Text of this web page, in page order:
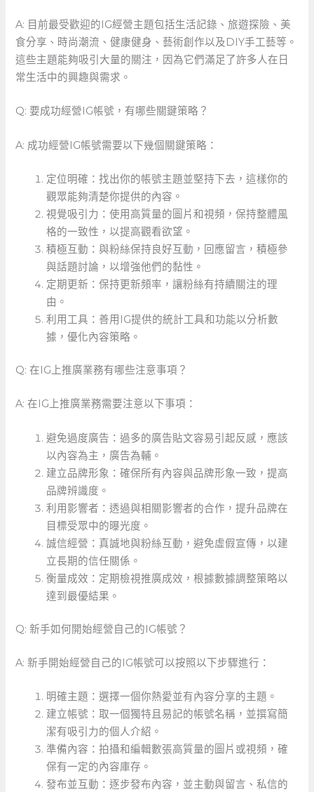
A: 目前最受歡迎的IG經營主題包括生活記錄、旅遊探險、美
食分享、時尚潮流、健康健身、藝術創作以及DIY手工藝等。
這些主題能夠吸引大量的關注，因為它們滿足了許多人在日
常生活中的興趣與需求。
Q: 要成功經營IG帳號，有哪些關鍵策略？
A: 成功經營IG帳號需要以下幾個關鍵策略：
定位明確：找出你的帳號主題並堅持下去，這樣你的
觀眾能夠清楚你提供的內容。
視覺吸引力：使用高質量的圖片和視頻，保持整體風
格的一致性，以提高觀看欲望。
積極互動：與粉絲保持良好互動，回應留言，積極參
與話題討論，以增強他們的黏性。
定期更新：保持更新頻率，讓粉絲有持續關注的理
由。
利用工具：善用IG提供的統計工具和功能以分析數
據，優化內容策略。
Q: ​在IG上推廣業務有哪些注意事項？
A: 在IG上推廣業務需要注意以下事項：
避免過度廣告：過多的廣告貼文容易引起反感，應該
以內容為主，廣告為輔。
建立品牌形象：確保所有內容與品牌形象一致，提高
品牌辨識度。
利用影響者：透過與相關影響者的合作，提升品牌在
目標受眾中的曝光度。
誠信經營：真誠地與粉絲互動，避免虛假宣傳，以建
立長期的信任關係。
衡量成效：定期檢視推廣成效，根據數據調整策略以
達到最優結果。
Q: ⁣新手如何開始經營自己的IG帳號？
A: 新手開始經營自己的IG帳號可以按照以下步驟進行：
明確主題：選擇一個你熱愛並有內容分享的主題。
建立帳號：取一個獨特且易記的帳號名稱，並撰寫簡
潔有吸引力的個人介紹。
準備內容：拍攝和編輯數張高質量的圖片或視頻，確
保有一定的內容庫存。
發布並互動：逐步發布內容，並主動與留言、私信的